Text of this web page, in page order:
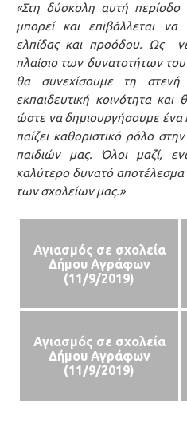
«Στη δύσκολη αυτή περίοδο
μπορεί και επιβάλλεται να
ελπίδας και προόδου. Ως
πλαίσιο των δυνατοτήτων
θα συνεχίσουμε τη
εκπαιδευτική κοινότητα
ώστε να δημιουργήσουμε ένα
παίζει καθοριστικό ρόλο
παιδιών μας. Όλοι μαζί,
καλύτερο δυνατό αποτέλεσμα
των σχολείων μας.»
Αγιασμός σε σχολεία
Δήμου Αγράφων
(11/9/2019)
Αγιασμός σε σχολεία
Δήμου Αγράφων
(11/9/2019)